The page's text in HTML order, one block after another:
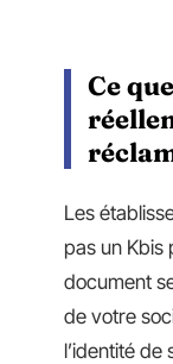
Ce
Les
pas un Kbis
document
de votre
l’identité de